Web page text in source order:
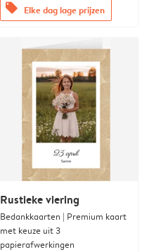
offers Elke dag lage prijzen
Rustieke viering
Bedankkaarten | Premium kaart
met keuze uit 3
papierafwerkingen